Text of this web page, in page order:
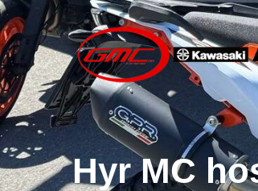
Skip
to
main
content
Hyr MC